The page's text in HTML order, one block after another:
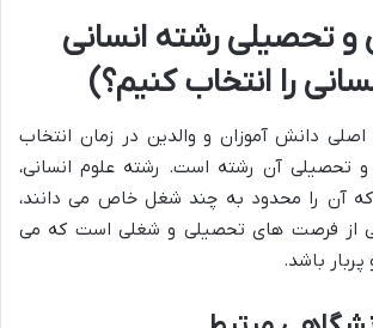
و تحصیلی رشته انسانی
را انتخاب کنیم؟)
دانش آموزان و والدین در زمان انتخاب
و تحصیلی آن رشته است. رشته علوم انسانی،
که آن را محدود به چند شغل خاص می دانند،
از فرصت های تحصیلی و شغلی است که می
باشد.